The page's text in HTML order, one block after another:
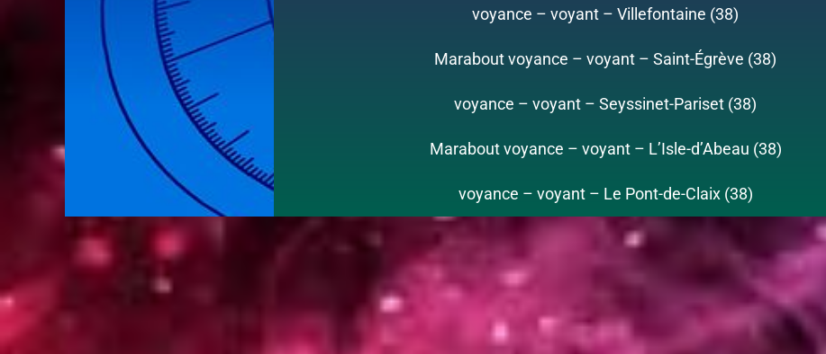
voyance – voyant – Villefontaine (38)
Marabout voyance – voyant – Saint-Égrève (38)
voyance – voyant – Seyssinet-Pariset (38)
Marabout voyance – voyant – L’Isle-d’Abeau (38)
voyance – voyant – Le Pont-de-Claix (38)